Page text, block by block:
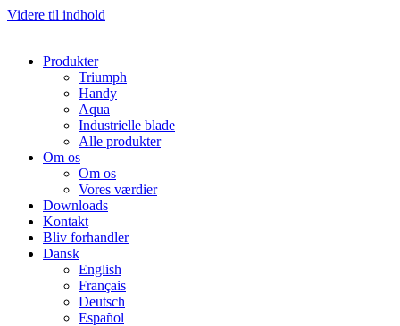
Videre til indhold
Produkter
Triumph
Handy
Aqua
Industrielle blade
Alle produkter
Om os
Om os
Vores værdier
Downloads
Kontakt
Bliv forhandler
Dansk
English
Français
Deutsch
Español